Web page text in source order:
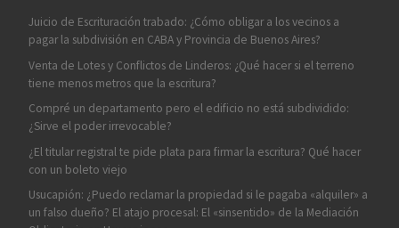
Juicio de Escrituración trabado: ¿Cómo obligar a los vecinos a
pagar la subdivisión en CABA y Provincia de Buenos Aires?
Venta de Lotes y Conflictos de Linderos: ¿Qué hacer si el terreno
tiene menos metros que la escritura?
Compré un departamento pero el edificio no está subdividido:
¿Sirve el poder irrevocable?
¿El titular registral te pide plata para firmar la escritura? Qué hacer
con un boleto viejo
Usucapión: ¿Puedo reclamar la propiedad si le pagaba «alquiler» a
un falso dueño? El atajo procesal: El «sinsentido» de la Mediación